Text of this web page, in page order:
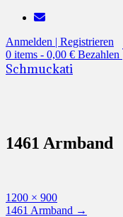
Zum
springen
Anmelden | Registrieren
0 items - 0,00 € Bezahlen
Schmuckati
1461 Armband
Originalgröße
1200 × 900
Beitragsnavigation
1461 Armband →